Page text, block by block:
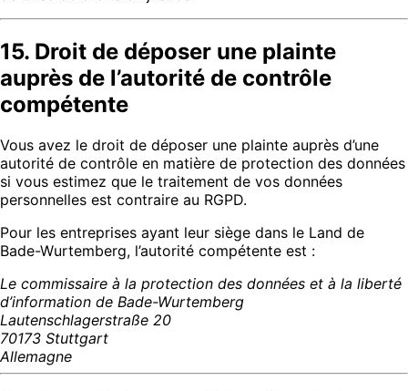
15. Droit de déposer une plainte
auprès de l’autorité de contrôle
compétente
Vous avez le droit de déposer une plainte auprès d’une
autorité de contrôle en matière de protection des données
si vous estimez que le traitement de vos données
personnelles est contraire au RGPD.
Pour les entreprises ayant leur siège dans le Land de
Bade-Wurtemberg, l’autorité compétente est :
Le commissaire à la protection des données et à la liberté
d’information de Bade-Wurtemberg
Lautenschlagerstraße 20
70173 Stuttgart
Allemagne